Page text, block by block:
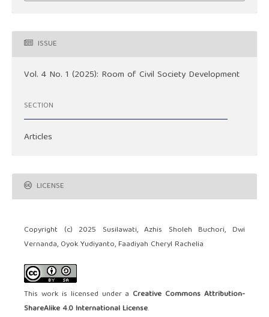
ISSUE
Vol. 4 No. 1 (2025): Room of Civil Society Development
SECTION
Articles
LICENSE
Copyright (c) 2025 Susilawati, Azhis Sholeh Buchori, Dwi
Vernanda, Oyok Yudiyanto, Faadiyah Cheryl Rachelia
This work is licensed under a Creative Commons Attribution-
ShareAlike 4.0 International License.